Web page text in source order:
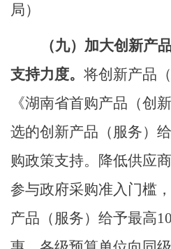
局）
（九） 加大创新产
支持力度。 将创新产品（
《湖南省首购产品（创
选的创新产品（服务）
购政策支持。降低供应
参与政府采购准入门槛
产品（服务）给予最高